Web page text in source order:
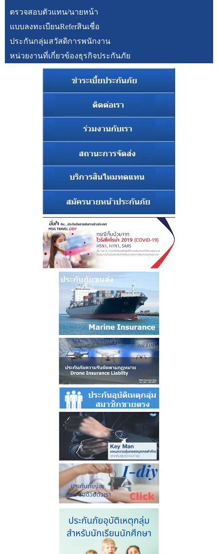
ตรวจสอบตัวแทน/นายหน้า
แบบลงทะเบียนReferสินเชื่อ
ประกันกลุ่มสวัสดิการพนักงาน
หน่วยงานที่เกี่ยวข้องธุรกิจประกันภัย